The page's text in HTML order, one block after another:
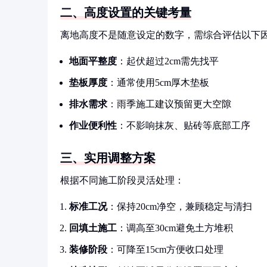
二、高度设置的关键考量
离地高度不是随意设定的数字，需综合评估以下
地面平整度 ：起伏超过2cm需先找平
垫板厚度 ：通常使用5cm厚木垫板
排水需求 ：雨季施工建议预留更大空隙
作业便利性 ：不影响抹灰、贴砖等底部工序
三、实用调整方案
根据不同施工阶段灵活处理：
标准工况：保持20cm净空，兼顾稳定与清扫
回填土施工 ：调高至30cm避免土方堆积
装修阶段 ：可降至15cm方便收口处理